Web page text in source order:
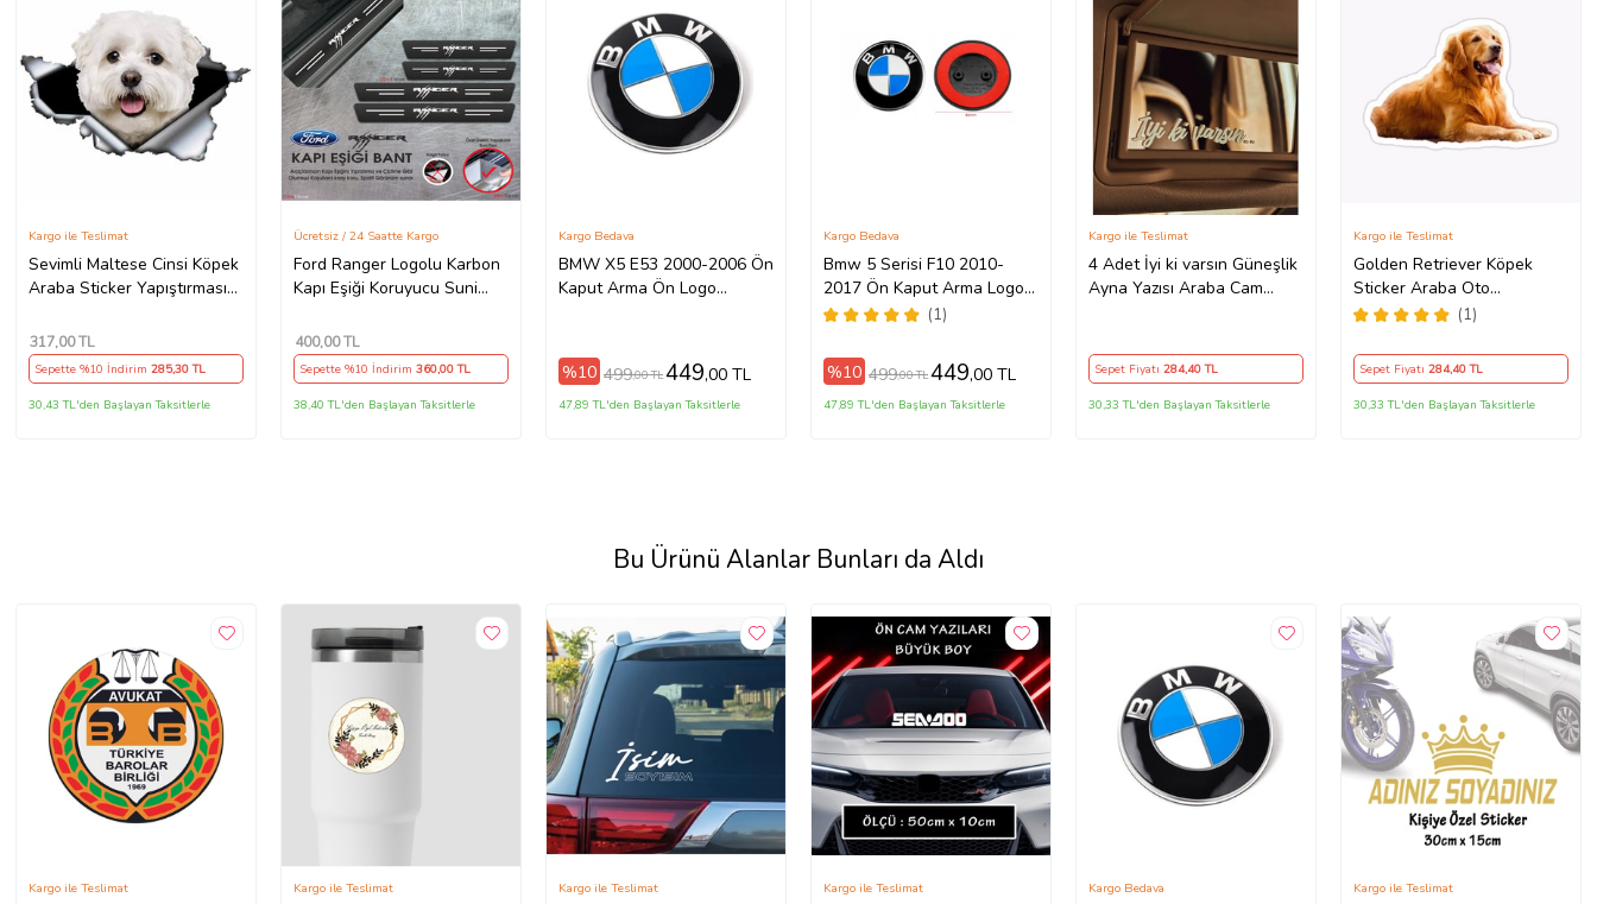
Sevimli Maltese Cinsi Köpek
Araba Sticker Yapıştırması
Kargo ile Teslimat
317,00 TL
Sepette %10 İndirim 285,30 TL
30,43 TL'den Başlayan Taksitlerle
Ford Ranger Logolu Karbon
Kapı Eşiği Koruyucu Suni
Ücretsiz / 24 Saatte Kargo
400,00 TL
Sepette %10 İndirim 360,00 TL
38,40 TL'den Başlayan Taksitlerle
BMW X5 E53 2000-2006 Ön
Kaput Arma Ön Logo
Kargo Bedava
%10 499,00 TL449,00 TL
47,89 TL'den Başlayan Taksitlerle
Bmw 5 Serisi F10 2010-
2017 Ön Kaput Arma Logo
51147057794 (1)
Kargo Bedava
%10 499,00 TL449,00 TL
47,89 TL'den Başlayan Taksitlerle
4 Adet İyi ki varsın Güneşlik
Ayna Yazısı Araba Cam
Kargo ile Teslimat
Sepet Fiyatı284,40 TL
30,33 TL'den Başlayan Taksitlerle
Golden Retriever Köpek
Sticker Araba Oto
Yapıştırması 17CM A1
(1)
Kargo ile Teslimat
Sepet Fiyatı284,40 TL
30,33 TL'den Başlayan Taksitlerle
Bu Ürünü Alanlar Bunları da Aldı
Kargo ile Teslimat Kargo ile Teslimat Kargo ile Teslimat Kargo ile Teslimat Kargo Bedava Kargo ile Teslimat